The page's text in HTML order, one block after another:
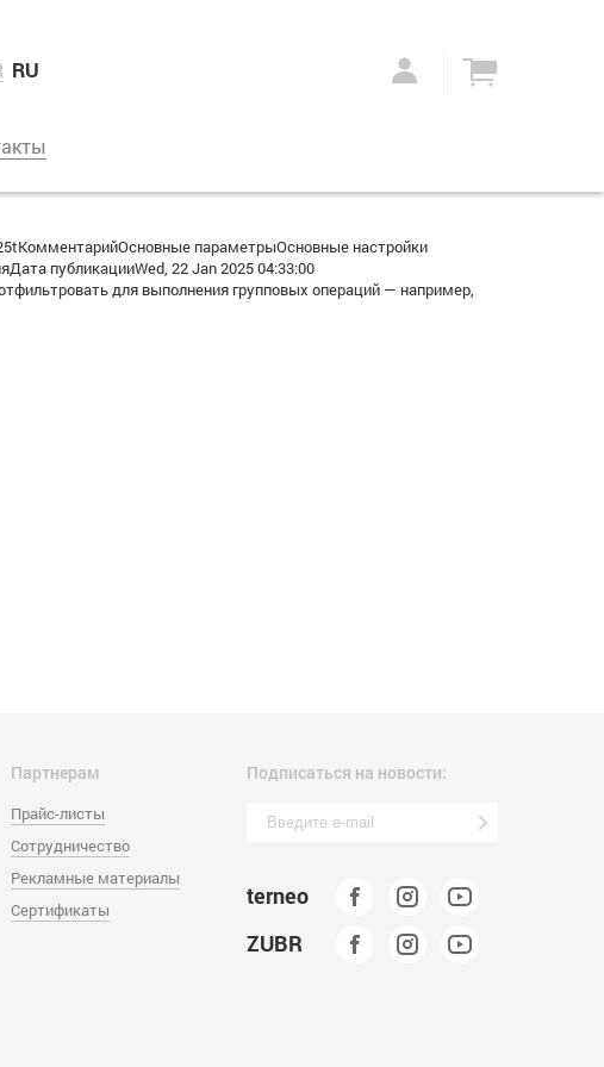
RU
параметрыОсновные настройки
публикацииWed, 22 Jan 2025 04:33:00
для выполнения групповых операций — например,
Партнерам
Прайс-листы
Сотрудничество
Рекламные материалы
Сертификаты
Подписаться на новости:
terneo
ZUBR